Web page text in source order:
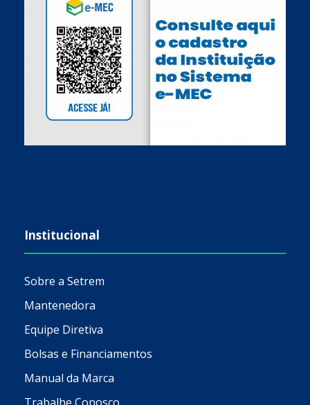
Institucional
Sobre a Setrem
Mantenedora
Equipe Diretiva
Bolsas e Financiamentos
Manual da Marca